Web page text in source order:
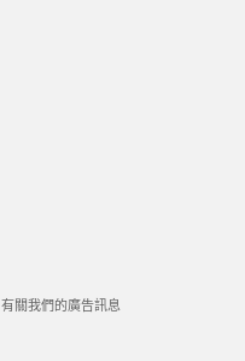
有關我們的廣告訊息